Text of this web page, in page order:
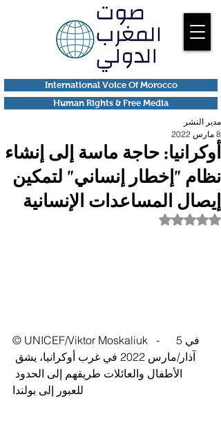
Human Rights & Free Media
International Voice Of Morocco
أوكرانيا: حاجة ماسة إلى إنشاء
نظام "إخطار إنساني" لتمكين
إيصال المساعدات الإنسانية
مدير النشر
8 مارس 2022
تم التقييم بـ ليس رقمًا من أصل 5 نجوم.
© UNICEF/Viktor Moskaliuk   -     في 5
آذار/مارس 2022 في غرب أوكرانيا، يشق
الأطفال والعائلات طريقهم إلى الحدود